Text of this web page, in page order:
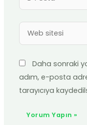
Posta*
sitesi
Daha sonraki
adım, e-posta
tarayıcıya